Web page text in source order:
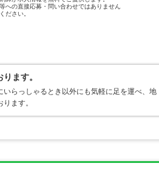
への直接応募・問い合わせではありません
ださい。
ます。
らっしゃるとき以外にも気軽に足を運べ、地
ます。